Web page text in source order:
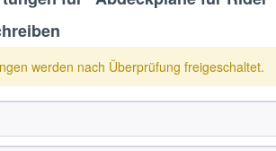
werden nach Überprüfung freigeschaltet.